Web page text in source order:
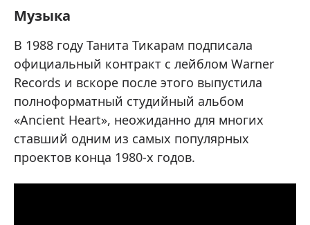
Музыка
В 1988 году Танита Тикарам подписала
официальный контракт с лейблом Warner
Records и вскоре после этого выпустила
полноформатный студийный альбом
«Ancient Heart», неожиданно для многих
ставший одним из самых популярных
проектов конца 1980-х годов.